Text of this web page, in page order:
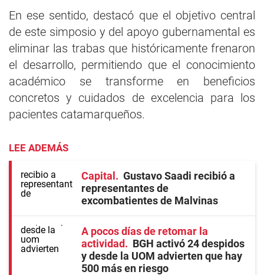
En ese sentido, destacó que el objetivo central
de este simposio y del apoyo gubernamental es
eliminar las trabas que históricamente frenaron
el desarrollo, permitiendo que el conocimiento
académico se transforme en beneficios
concretos y cuidados de excelencia para los
pacientes catamarqueños.
LEE ADEMÁS
Capital
Gustavo Saadi recibió a
representantes de
excombatientes de Malvinas
A pocos días de retomar la
actividad
BGH activó 24 despidos
y desde la UOM advierten que hay
500 más en riesgo